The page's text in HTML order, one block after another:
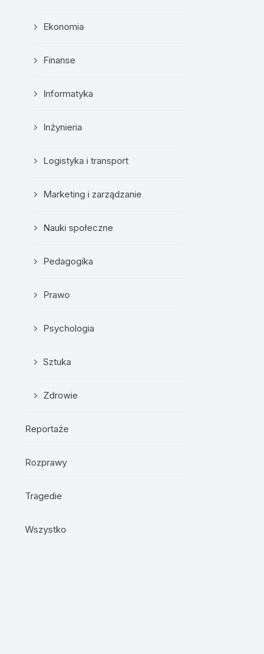
Ekonomia
Finanse
Informatyka
Inżynieria
Logistyka i transport
Marketing i zarządzanie
Nauki społeczne
Pedagogika
Prawo
Psychologia
Sztuka
Zdrowie
Reportaże
Rozprawy
Tragedie
Wszystko